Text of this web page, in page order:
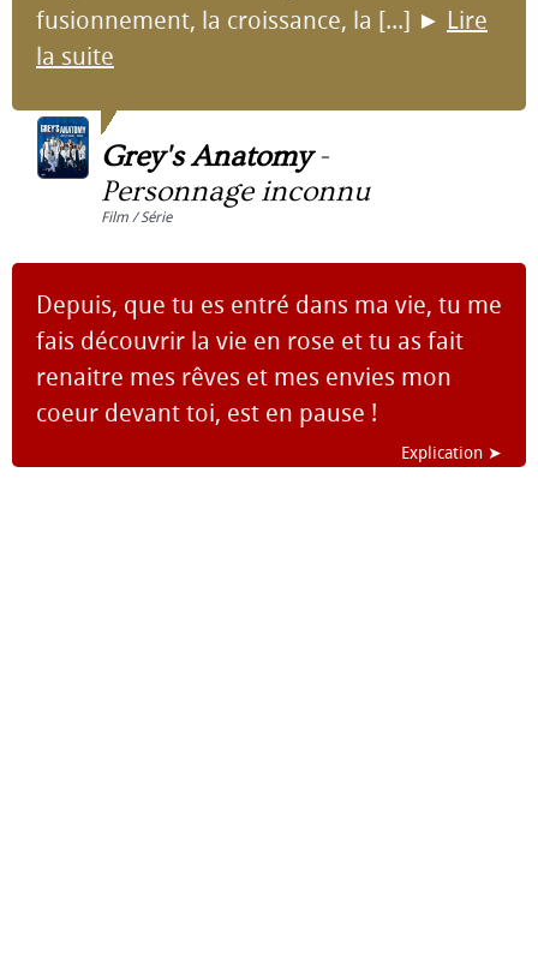
fusionnement, la croissance, la [...] ► Lire
la suite
Grey's Anatomy-
Personnage inconnu
Film / Série
Depuis, que tu es entré dans ma vie, tu me
fais découvrir la vie en rose et tu as fait
renaitre mes rêves et mes envies mon
coeur devant toi, est en pause !
Explication ➤